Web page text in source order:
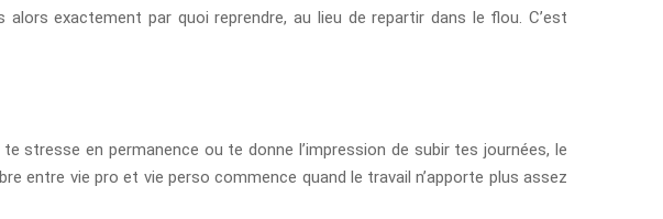
exactement par quoi reprendre, au lieu de repartir dans le flou. C’est
en permanence ou te donne l’impression de subir tes journées, le
entre vie pro et vie perso commence quand le travail n’apporte plus assez